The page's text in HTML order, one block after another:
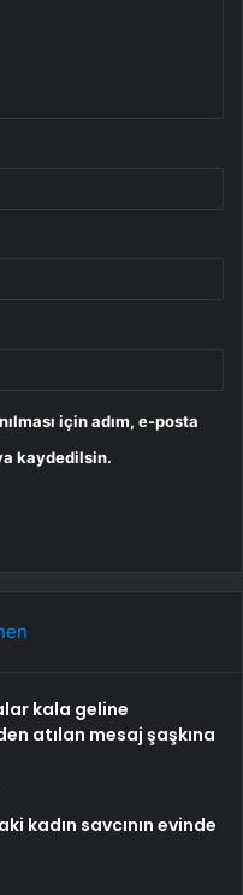
için adım, e-posta
kaydedilsin.
kala geline
atılan mesaj şaşkına
kadın savcının evinde